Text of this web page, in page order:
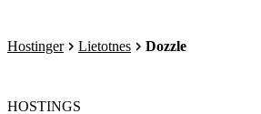
Hostinger Lietotnes Dozzle
HOSTINGS